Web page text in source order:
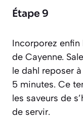
Étape 9
Incorporez
de Cayenne.
le dahl reposer
5 minutes. Ce
les saveurs de
de servir.